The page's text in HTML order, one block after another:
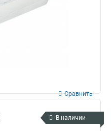
Сравнить
В наличии